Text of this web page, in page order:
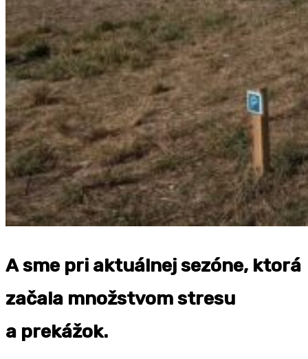
A sme pri aktuálnej sezóne, ktorá
začala množstvom stresu
a prekážok.